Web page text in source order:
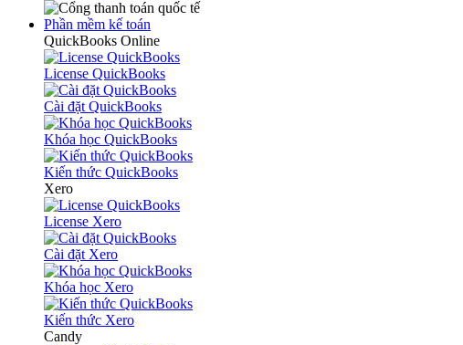
Phần mềm kế toán
QuickBooks Online
License QuickBooks
Cài đặt QuickBooks
Khóa học QuickBooks
Kiến thức QuickBooks
Xero
License Xero
Cài đặt Xero
Khóa học Xero
Kiến thức Xero
Candy